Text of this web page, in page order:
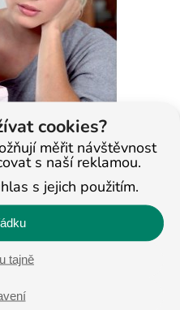
cookies?
měřit návštěvnost
s naší reklamou.
s jejich použitím.
tajně